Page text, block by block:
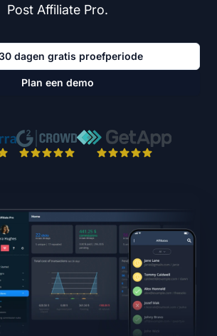
Post Affiliate Pro.
dagen gratis proefperiode
Plan een demo